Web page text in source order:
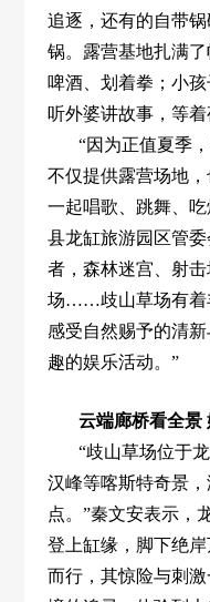
追逐，还有的自带
锅。露营基地扎满
啤酒、划着拳；小
听外婆讲故事，等着
“因为正值夏季
不仅提供露营场地
一起唱歌、跳舞、
县龙缸旅游园区管
者，森林迷宫、射
场……歧山草场有着
感受自然赐予的清
趣的娱乐活动。”
云端廊桥看全景
“歧山草场位于
汉峰等喀斯特奇景
点。”秦文安表示，
登上缸缘，脚下绝
而行，其惊险与刺